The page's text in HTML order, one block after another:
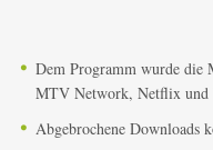
Dem Programm wurde die
MTV Network, Netflix und
Abgebrochene Downloads